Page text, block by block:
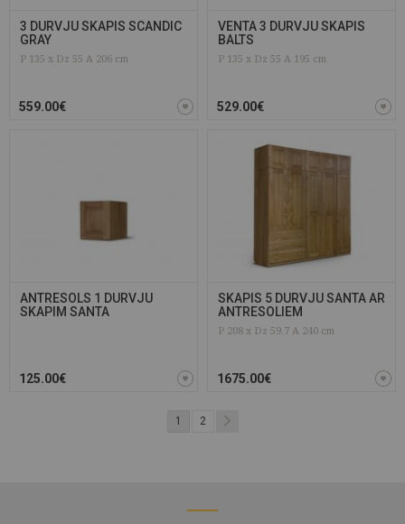
3 DURVJU SKAPIS SCANDIC
GRAY
P 135 x Dz 55 A 206 cm
559.00€
VENTA 3 DURVJU SKAPIS
BALTS
P 135 x Dz 55 A 195 cm
529.00€
ANTRESOLS 1 DURVJU
SKAPIM SANTA
125.00€
SKAPIS 5 DURVJU SANTA AR
ANTRESOLIEM
P 208 x Dz 59.7 A 240 cm
1675.00€
1 2